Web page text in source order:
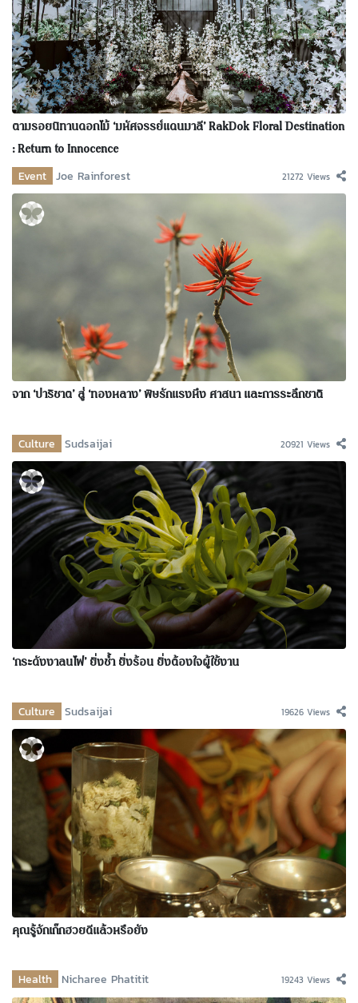
ตามรอยนิทานดอกไม้ ‘มหัศจรรย์แดนมาลี’ RakDok Floral Destination
: Return to Innocence
Event Joe Rainforest 21272 Views
จาก ‘ปาริชาต’ สู่ ‘ทองหลาง’ พิษรักแรงหึง ศาสนา และการระลึกชาติ
Culture Sudsaijai 20921 Views
‘กระดังงาลนไฟ’ ยิ่งช้ำ ยิ่งร้อน ยิ่งต้องใจผู้ใช้งาน
Culture Sudsaijai 19626 Views
คุณรู้จักเก๊กฮวยดีแล้วหรือยัง
Health Nicharee Phatitit 19243 Views